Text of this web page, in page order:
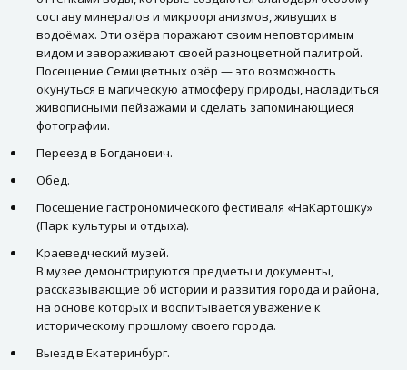
составу минералов и микроорганизмов, живущих в
водоёмах. Эти озёра поражают своим неповторимым
видом и завораживают своей разноцветной палитрой.
Посещение Семицветных озёр — это возможность
окунуться в магическую атмосферу природы, насладиться
живописными пейзажами и сделать запоминающиеся
фотографии.
Переезд в Богданович.
Обед.
Посещение гастрономического фестиваля «НаКартошку»
(Парк культуры и отдыха).
Краеведческий музей.
В музее демонстрируются предметы и документы,
рассказывающие об истории и развития города и района,
на основе которых и воспитывается уважение к
историческому прошлому своего города.
Выезд в Екатеринбург.